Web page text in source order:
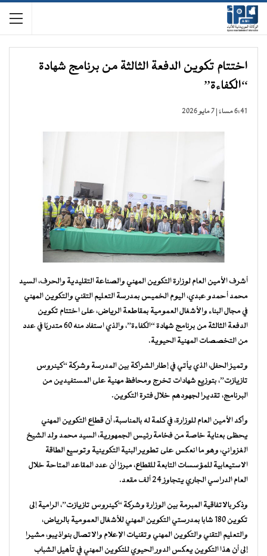
اختتام تكوين الدفعة الثالثة من برنامج شهادة
“الكفاءة”
6:41 مساءً | 7 مايو 2026
أشرف الأمين العام لوزارة التكوين المهني والصناعة التقليدية والحرف، السيد
محمد أحمدو عبدي، اليوم الخميس بمدرسة التعليم التقني والتكوين المهني
في مجال البناء والأشغال العمومية بمقاطعة الرياض، على اختتام تكوين
الدفعة الثالثة من برنامج شهادة “الكفاءة”، والذي استفاد منه 60 متدربًا في عدد
من التخصصات المهنية الحيوية.
وتميز الحفل، الذي يأتي في إطار الشراكة بين المدرسة وشركة “كينروس
تازيازت”، بتوزيع شهادات تخرج ومحافظ مهنية على المستفيدين من
البرنامج، تقديرا لجهودهم خلال فترة التكوين.
وأكد الأمين العام للوزارة، في كلمة له بالمناسبة، أن قطاع التكوين المهني
يحظى بعناية خاصة من فخامة رئيس الجمهورية، السيد محمد ولد الشيخ
الغزواني، وهو ما انعكس على تطوير البنية التكوينية وتوسيع الطاقة
الاستيعابية للمؤسسات التابعة للقطاع، مبرزا أن عدد المقاعد المتاحة خلال
العام الدراسي الجاري يتجاوز 24 ألف مقعد.
وذكر بالاتفاقية المبرمة بين الوزارة وشركة “كينروس تازيازت”، الرامية إلى
تكوين 180 شابا بمدرستي التكوين المهني للأشغال العمومية بالرياض،
والتعليم التقني والتكوين المهني وتقنيات الإعلام والاتصال بنواذيبو، مشيرا
إلى أن هذا التكوين يعكس الدور الحيوي للتكوين المهني في تأهيل الشباب